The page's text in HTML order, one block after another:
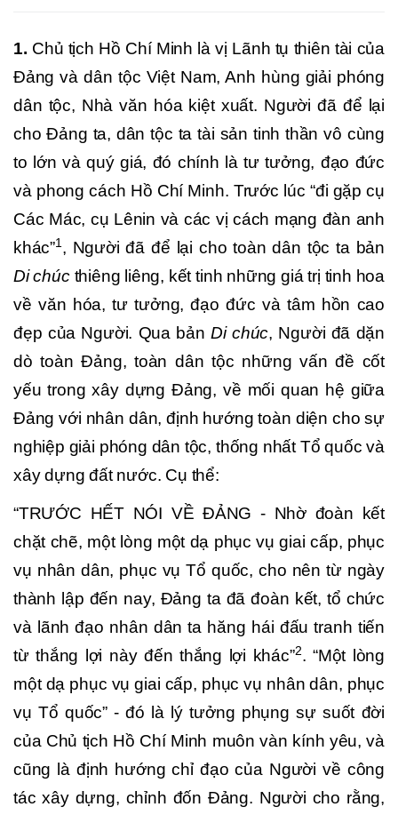
1. Chủ tịch Hồ Chí Minh là vị Lãnh tụ thiên tài của
Đảng và dân tộc Việt Nam, Anh hùng giải phóng
dân tộc, Nhà văn hóa kiệt xuất. Người đã để lại
cho Đảng ta, dân tộc ta tài sản tinh thần vô cùng
to lớn và quý giá, đó chính là tư tưởng, đạo đức
và phong cách Hồ Chí Minh. Trước lúc “đi gặp cụ
Các Mác, cụ Lênin và các vị cách mạng đàn anh
khác”1, Người đã để lại cho toàn dân tộc ta bản
Di chúcthiêng liêng, kết tinh những giá trị tinh hoa
về văn hóa, tư tưởng, đạo đức và tâm hồn cao
đẹp của Người. Qua bảnDi chúc, Người đã dặn
dò toàn Đảng, toàn dân tộc những vấn đề cốt
yếu trong xây dựng Đảng, về mối quan hệ giữa
Đảng với nhân dân, định hướng toàn diện cho sự
nghiệp giải phóng dân tộc, thống nhất Tổ quốc và
xây dựng đất nước. Cụ thể:
“TRƯỚC HẾT NÓI VỀ ĐẢNG - Nhờ đoàn kết
chặt chẽ, một lòng một dạ phục vụ giai cấp, phục
vụ nhân dân, phục vụ Tổ quốc, cho nên từ ngày
thành lập đến nay, Đảng ta đã đoàn kết, tổ chức
và lãnh đạo nhân dân ta hăng hái đấu tranh tiến
từ thắng lợi này đến thắng lợi khác”2. “Một lòng
một dạ phục vụ giai cấp, phục vụ nhân dân, phục
vụ Tổ quốc” - đó là lý tưởng phụng sự suốt đời
của Chủ tịch Hồ Chí Minh muôn vàn kính yêu, và
cũng là định hướng chỉ đạo của Người về công
tác xây dựng, chỉnh đốn Đảng. Người cho rằng,